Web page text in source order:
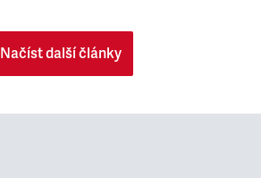
Načíst další články